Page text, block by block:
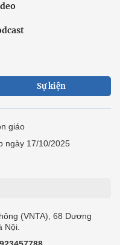
Sự kiện
giáo
ngày 17/10/2025
(VNTA), 68 Dương
Nội.